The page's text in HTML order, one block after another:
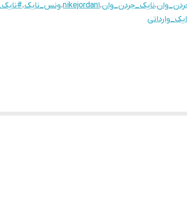
،نایک_جردن_وان،nikejordan1،ونس_نایک،